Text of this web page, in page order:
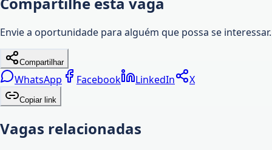
Envie a oportunidade para alguém que possa se interessar.
Compartilhar
WhatsApp Facebook LinkedIn X
Copiar link
Vagas relacionadas